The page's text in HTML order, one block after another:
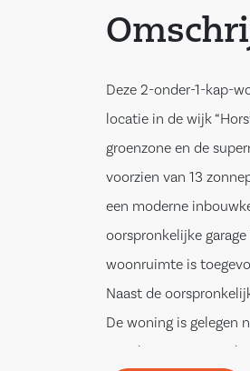
Deze 2-onder-1-kap-
locatie in de wijk
groenzone en de
voorzien van 13
een moderne
oorspronkelijke
woonruimte is
Naast de
De woning is gelegen
uitvalswegen. Het